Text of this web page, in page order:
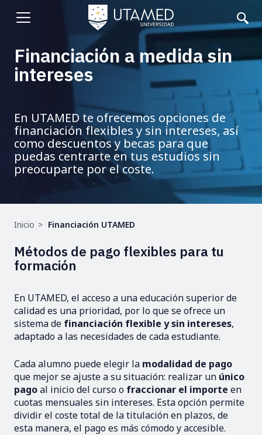
Abrir
menu
Financiación a medida sin
intereses
En UTAMED te ofrecemos opciones de
financiación flexibles y sin intereses, así
como descuentos y becas para que
puedas centrarte en tus estudios sin
preocuparte por el coste.
Ruta
navegación
Inicio Financiación UTAMED
Métodos de pago flexibles para tu
formación
En UTAMED, el acceso a una educación superior de
calidad es una prioridad, por lo que se ofrece un
sistema de financiación flexible y sin intereses,
adaptado a las necesidades de cada estudiante.
Cada alumno puede elegir la modalidad de pago
que mejor se ajuste a su situación: realizar un único
pagoal inicio del curso o fraccionar el importe en
cuotas mensuales sin intereses. Esta opción permite
dividir el coste total de la titulación en plazos, de
esta manera, el pago es más cómodo y accesible.